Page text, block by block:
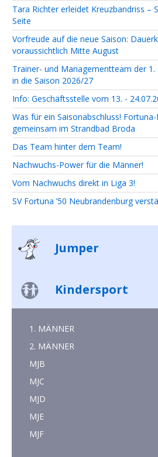
Tara Richter erleidet Kreuzbandriss –
Seite
Vorfreude auf die neue Saison:
voraussichtlich Mitte August
Trainer- und Managementteam der
in die Saison 2026/27
Info: Geschäftsstelle vom 13. -
Was für ein Saisonabschluss!
gemeinsam im Strandbad Broda
Das Team hinter dem Team!
Nachwuchs-Power für die Männer!
Vom Nachwuchs direkt in Liga 3!
SV Fortuna ’50 Neubrandenburg
Jumper
Kindersport
1. MÄNNER
2. MÄNNER
MJB
MJC
MJD
MJE
MJF